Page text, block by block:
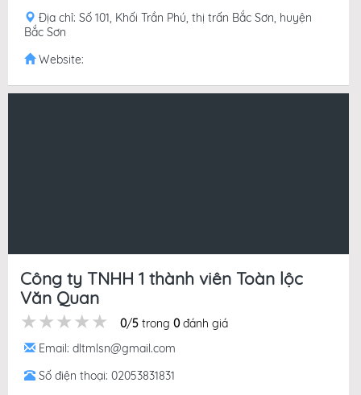
Địa chỉ: Số 101, Khối Trần Phú, thị trấn Bắc Sơn, huyện
Bắc Sơn
Website:
Công ty TNHH 1 thành viên Toàn lộc
Văn Quan
★★★★★
★★★★★
★★★★★ 0/5 trong 0đánh giá
Email: dltmlsn@gmail.com
Số điện thoại: 02053831831